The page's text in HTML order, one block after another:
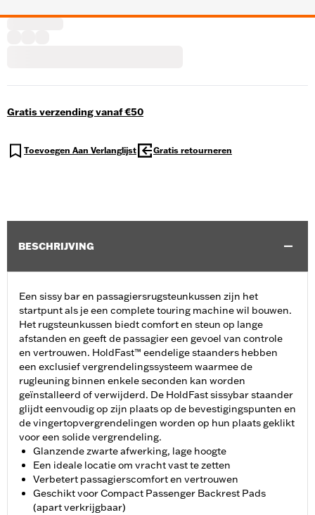
Gratis verzending vanaf €50
Toevoegen Aan Verlanglijst Gratis retourneren
BESCHRIJVING
Een sissy bar en passagiersrugsteunkussen zijn het
startpunt als je een complete touring machine wil bouwen.
Het rugsteunkussen biedt comfort en steun op lange
afstanden en geeft de passagier een gevoel van controle
en vertrouwen. HoldFast™ eendelige staanders hebben
een exclusief vergrendelingssysteem waarmee de
rugleuning binnen enkele seconden kan worden
geïnstalleerd of verwijderd. De HoldFast sissybar staander
glijdt eenvoudig op zijn plaats op de bevestigingspunten en
de vingertopvergrendelingen worden op hun plaats geklikt
voor een solide vergrendeling.
Glanzende zwarte afwerking, lage hoogte
Een ideale locatie om vracht vast te zetten
Verbetert passagierscomfort en vertrouwen
Geschikt voor Compact Passenger Backrest Pads
(apart verkrijgbaar)